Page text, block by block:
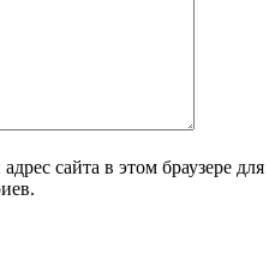
сайта в этом браузере для